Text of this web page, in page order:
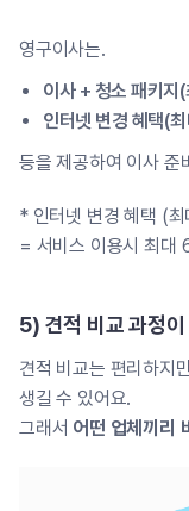
영구이사는.
이사 + 청소 패키
인터넷 변경 혜택(
등을 제공하여 이사 준
* 인터넷 변경 혜택 (
= 서비스 이용시 최대
5) 견적 비교 과정
견적 비교는 편리하지
생길 수 있어요.
그래서 어떤 업체끼리